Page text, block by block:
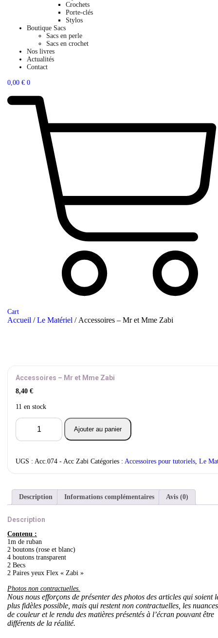
Crochets
Porte-clés
Stylos
Boutique Sacs
Sacs en perle
Sacs en crochet
Nos livres
Actualités
Contact
0,00 € 0
Cart
Accueil /Le Matériel / Accessoires – Mr et Mme Zabi
Accessoires – Mr et Mme Zabi
8,40 €
11 en stock
quantité
Accessoires
et
Ajouter au panier
UGS : Acc.074 - Acc Zabi Catégories : Accessoires pour tutoriels Le
Description Informations complémentaires Avis (0)
Description
Contenu :
1m de ruban
2 boutons (rose et blanc)
4 boutons transparent
2 Becs
2 Paires yeux Flex « Zabi »
Photos non contractuelles.
Nous nous efforçons de présenter des photos des articles qui soient
plus fidèles possible, mais qui restent non contractuelles, les nuances
de couleur et le rendu des matières présentés à l’écran pouvant être
différents de la réalité.